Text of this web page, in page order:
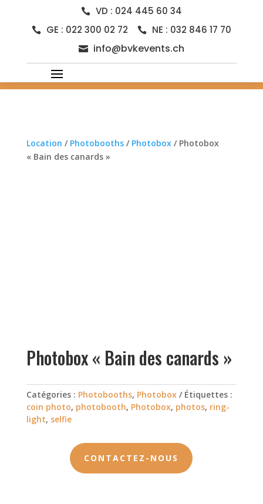
 VD : 024 445 60 34
 GE : 022 300 02 72  NE : 032 846 17 70
 info@bvkevents.ch
Location / Photobooths/ Photobox/ Photobox
« Bain des canards »
Photobox « Bain des canards »
Catégories : Photobooths, Photobox
Étiquettes :
coin photo, photobooth, Photobox, photos, ring-
light, selfie
CONTACTEZ-NOUS